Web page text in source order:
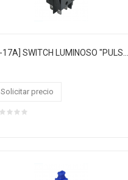
[B-17A] SWITCH LUMINOSO "PULSAR" GRANDE COLOR AMARILLO 6P 250VAC 15AMP ON/OFF. BOLX50
Solicitar precio